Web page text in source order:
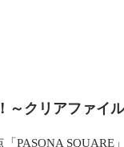
～クリアファイ
PASONA SQUARE